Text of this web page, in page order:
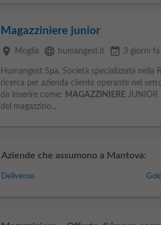
Magazziniere junior
place Moglia language humangest.it event_available 3 giorni fa
Humangest Spa, Società specializzata nella
ricerca per azienda cliente operante nel
da inserire come:
MAGAZZINIEREJUNIOR
del magazzino...
Aziende che assumono a Mantova:
Deliveroo